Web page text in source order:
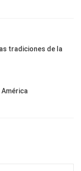
tradiciones de la